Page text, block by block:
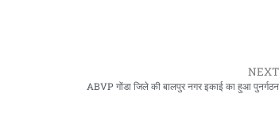
NEXT
ABVP गोंडा जिले की बालपुर नगर इकाई का हुआ पुनर्गठन